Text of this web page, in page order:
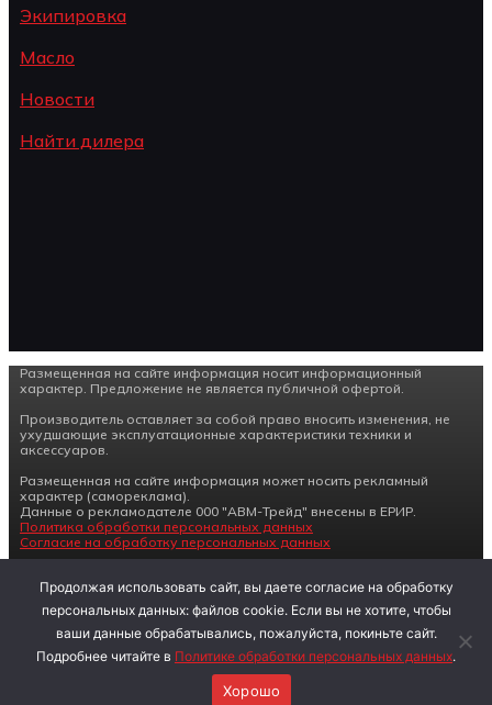
Экипировка
Масло
Новости
Найти дилера
Размещенная на сайте информация носит информационный
характер. Предложение не является публичной офертой.
Производитель оставляет за собой право вносить изменения, не
ухудшающие эксплуатационные характеристики техники и
аксессуаров.
Размещенная на сайте информация может носить рекламный
характер (самореклама).
Данные о рекламодателе 000 "АВМ-Трейд" внесены в ЕРИР.
Политика обработки персональных данных
Согласие на обработку персональных данных
СПЕЦИАЛЬНЫЕ
УСЛОВИЯ НА
ОСТАТКИ
СНЕГОХОДОВ
Продолжая использовать сайт, вы даете согласие на обработку
персональных данных: файлов cookie. Если вы не хотите, чтобы
ваши данные обрабатывались, пожалуйста, покиньте сайт.
Подробнее читайте в Политике обработки персональных данных.
Хорошо